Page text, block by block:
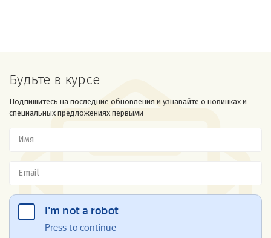
Будьте в курсе
Подпишитесь на последние обновления и узнавайте о новинках и
специальных предложениях первыми